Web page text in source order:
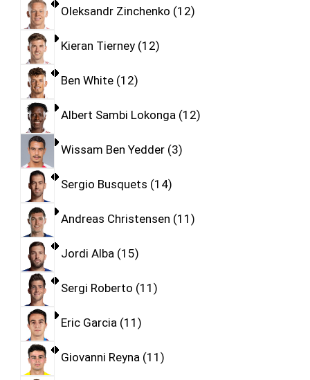
Oleksandr Zinchenko 12
Kieran Tierney 12
Ben White 12
Albert Sambi Lokonga 12
Wissam Ben Yedder 3
Sergio Busquets 14
Andreas Christensen 11
Jordi Alba 15
Sergi Roberto 11
Eric Garcia 11
Giovanni Reyna 11